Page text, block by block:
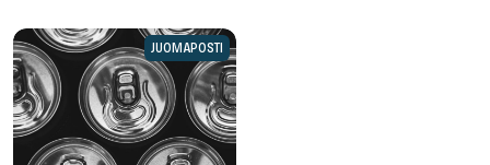
JUOMAPOSTI